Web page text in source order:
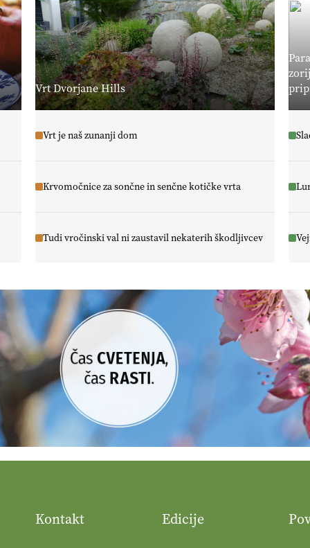
Vrt Dvorjane Hills
Vrt je naš zunanji dom
Krvomočnice za sončne in senčne kotičke vrta
Tudi vročinski val ni zaustavil nekaterih škodljivcev
Kontakt Edicije